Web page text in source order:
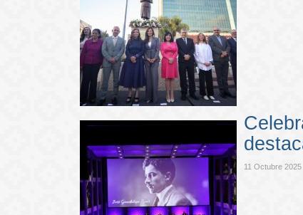
11 Octubre 2025